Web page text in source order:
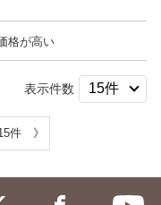
格が高い
表示件数
件 》